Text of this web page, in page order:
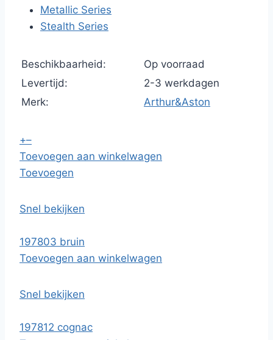
Metallic Series
Stealth Series
Beschikbaarheid:
Op voorraad
Levertijd:
2-3 werkdagen
Merk:
Arthur&Aston
+–
Toevoegen aan winkelwagen
Toevoegen
Snel bekijken
197803 bruin
Toevoegen aan winkelwagen
Snel bekijken
197812 cognac